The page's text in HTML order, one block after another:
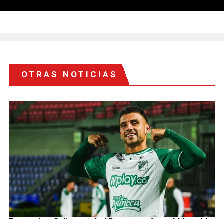
OTRAS NOTICIAS